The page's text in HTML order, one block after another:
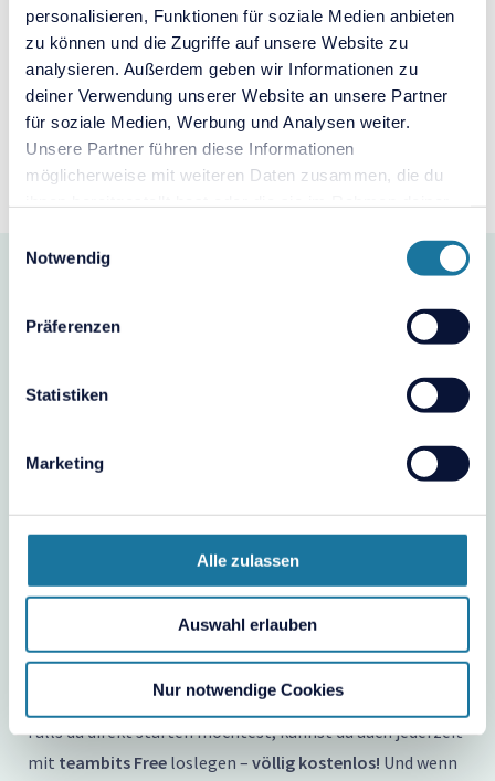
personalisieren, Funktionen für soziale Medien anbieten
zu können und die Zugriffe auf unsere Website zu
analysieren. Außerdem geben wir Informationen zu
deiner Verwendung unserer Website an unsere Partner
für soziale Medien, Werbung und Analysen weiter.
Unsere Partner führen diese Informationen
möglicherweise mit weiteren Daten zusammen, die du
Notwendig
Präferenzen
Statistiken
Marketing
Alle zulassen
Auswahl erlauben
Nur notwendige Cookies
dieDatenschutzbestimmungenzur Kenntnis
genommen. *
Absenden
Direkt loslegen? teambits Free!
Falls du direkt starten möchtest, kannst du auch jederzeit
mit teambits Free loslegen – völlig kostenlos! Und wenn